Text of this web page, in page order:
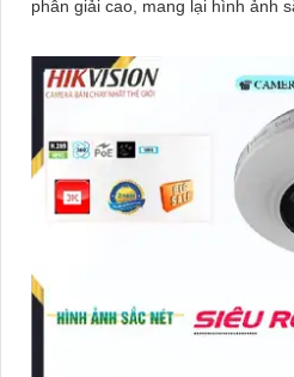
phân giải cao, mang lại hình ảnh